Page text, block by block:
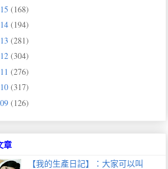
(168)
(194)
(281)
(304)
(276)
(317)
(126)
章
【我的生產日記】：大家可以叫